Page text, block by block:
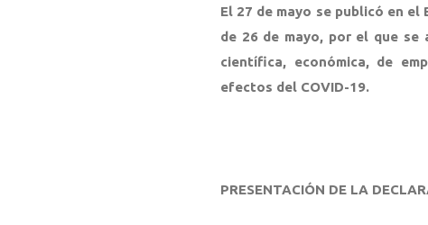
El 27 de mayo se publicó en
de 26 de mayo, por el que se
científica, económica, de
efectos del COVID-19.
PRESENTACIÓN DE LA